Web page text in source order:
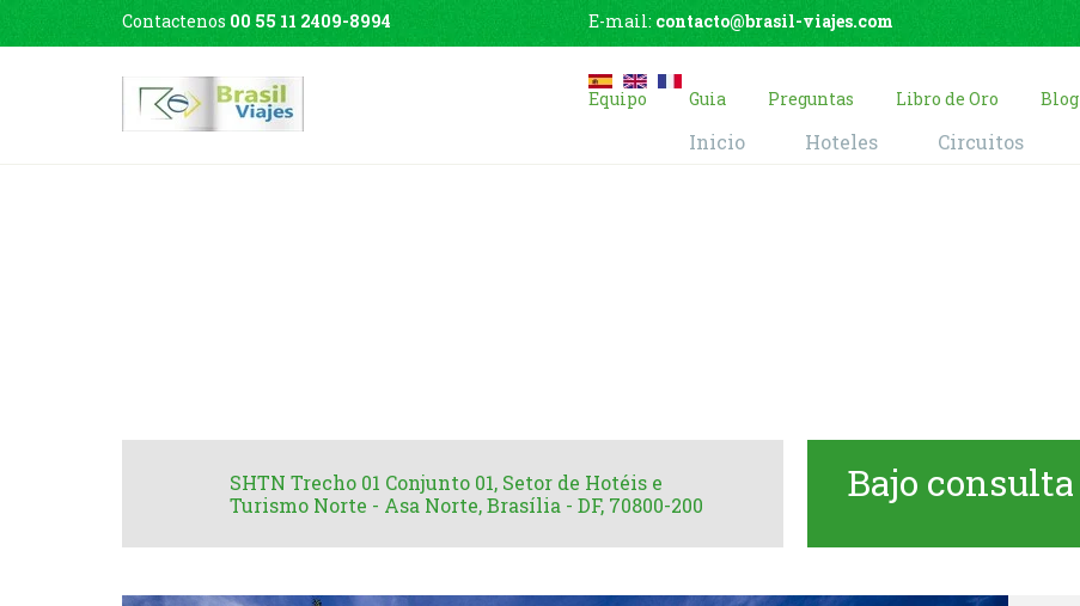
Contactenos 00 55 11 2409-8994 E-mail: contacto@brasil-viajes.com
Equipo Guia Preguntas Libro de Oro Blog
Inicio Hoteles Circuitos
SHTN Trecho 01 Conjunto 01, Setor de Hotéis e
Turismo Norte - Asa Norte, Brasília - DF, 70800-200
Bajo consulta